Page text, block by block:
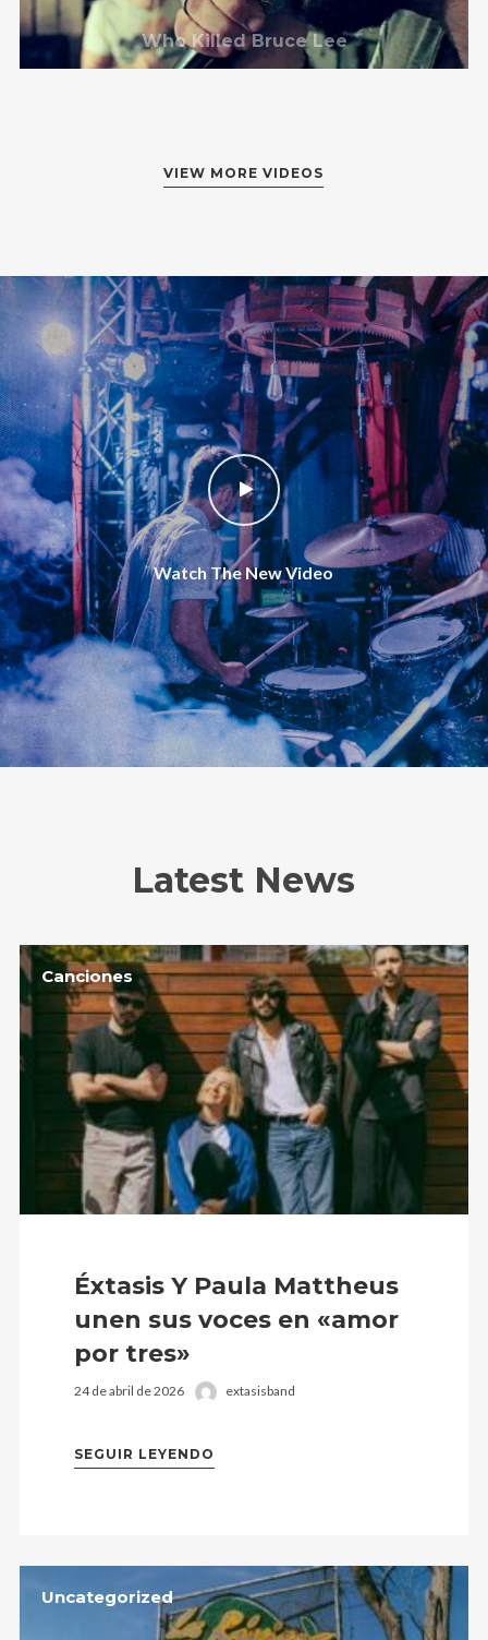
Who Killed Bruce Lee
VIEW MORE VIDEOS
Watch The New Video
Latest News
Canciones
Éxtasis Y Paula Mattheus
unen sus voces en «amor
por tres»
24 de abril de 2026 extasisband
SEGUIR LEYENDO
Uncategorized